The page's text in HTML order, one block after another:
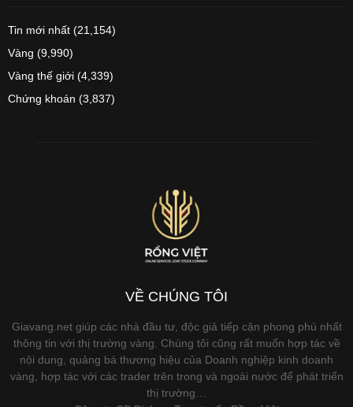
Tin mới nhất (21,154)
Vàng (9,990)
Vàng thế giới (4,339)
Chứng khoán (3,837)
VỀ CHÚNG TÔI
Giavang.net giúp các nhà đầu tư, độc giả tiếp cận phong phú nhất
thông tin với thị trường vàng. Chúng tôi cũng rất muốn hợp tác về
nội dung, quảng bá thương hiệu của Doanh nghiệp kinh doanh
vàng, hợp tác với các trader trên trong và ngoài nước để phát triển
thị trường…